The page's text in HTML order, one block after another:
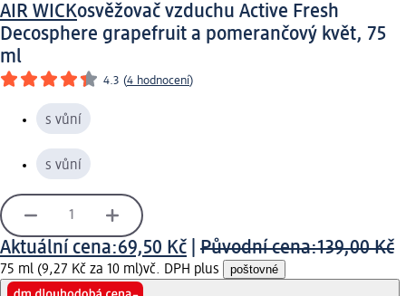
AIR WICKosvěžovač vzduchu Active Fresh
Decosphere grapefruit a pomerančový květ, 75
ml
4.3 (4 hodnocení)
s vůní
s vůní
Aktuální cena:69,50 Kč Původní cena:139,00 Kč
75 ml (9,27 Kč za 10 ml)vč. DPH plus poštovné